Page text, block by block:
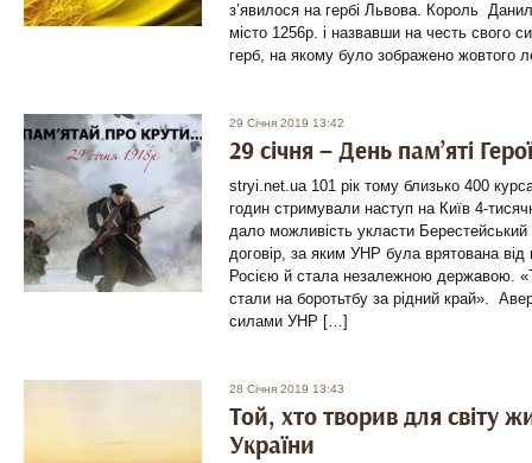
з’явилося на гербі Львова. Король
місто 1256р. і назвавши на честь свого
герб, на якому було зображено жовтого
29 Січня 2019 13:42
29 січня – День пам’яті
stryi.net.ua 101 рік тому близько 400
годин стримували наступ на Київ 4-
дало можливість укласти
договір, за яким УНР була врятована від
Росією й стала незалежною державою.
стали на боротьтбу за рідний край».
силами УНР […]
28 Січня 2019 13:43
Той, хто творив для світу
України